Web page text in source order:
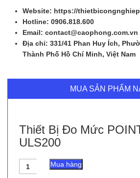
Website: https://
Hotline: 0906.818.600
Email: contact@caophong.com.vn
Địa chỉ: 331/41 Phan Huy Ích,
Thành Phố Hồ Chí Minh, Việt Nam
MUA SẢN PHẨM
Thiết Bị Đo Mức
ULS200
Thiết
Bị
Mua hàng